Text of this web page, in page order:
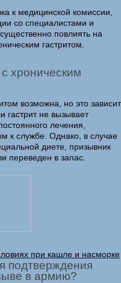
к медицинской комиссии,
со специалистами и
повлиять на
гастритом.
хроническим
возможна, но это зависит
гастрит не вызывает
лечения,
к службе. Однако, в случае
диете, призывник
переведен в запас.
при кашле и насморке
подтверждения
в армию?